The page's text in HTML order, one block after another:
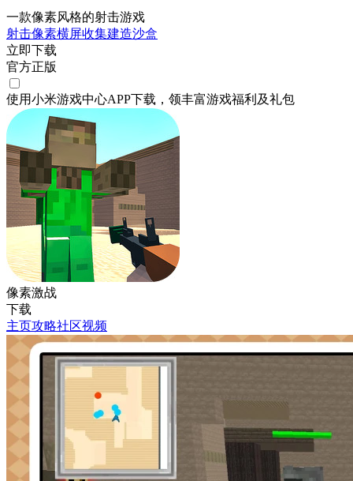
一款像素风格的射击游戏
射击像素横屏收集建造沙盒
立即下载
官方正版
使用小米游戏中心APP下载 ，领丰富游戏福利 及礼包
像素激战
下载
主页攻略社区视频